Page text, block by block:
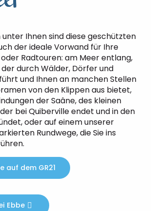
unter Ihnen sind diese geschützten
der ideale Vorwand für Ihre
Radtouren: am Meer entlang,
der durch Wälder, Dörfer und
und Ihnen an manchen Stellen
von den Klippen aus bietet,
der Saâne, des kleinen
bei Quiberville endet und in den
oder auf einem unserer
Rundwege, die Sie ins
auf dem GR21
Ebbe